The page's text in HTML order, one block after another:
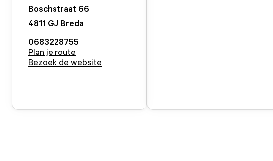
Boschstraat 66
4811 GJ Breda
0683228755
Plan je route
Bezoek de website